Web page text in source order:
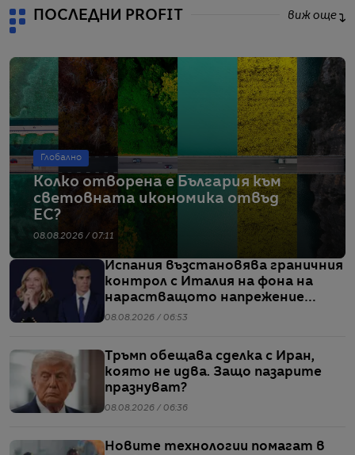
ПОСЛЕДНИ PROFIT виж още
Глобално
Колко отворена е България към
световната икономика отвъд
ЕС?
08.08.2026 / 07:11
Испания възстановява граничния
контрол с Италия на фона на
нарастващото напрежение
заради мигрантите
08.08.2026 / 06:53
Тръмп обещава сделка с Иран,
която не идва. Защо пазарите
празнуват?
08.08.2026 / 06:36
Новите технологии помагат в